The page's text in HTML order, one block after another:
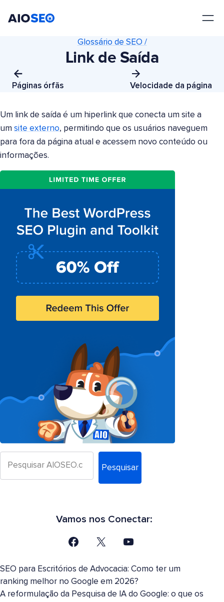
Páginas órfãs
Glossário de SEO /
Link de Saída
Velocidade da página
Um link de saída é um hiperlink que conecta um site a
um site externo, permitindo que os usuários naveguem
para fora da página atual e acessem novo conteúdo ou
informações.
Pesquisar
Vamos nos Conectar:
SEO para Escritórios de Advocacia: Como ter um
ranking melhor no Google em 2026?
A reformulação da Pesquisa de IA do Google: o que os